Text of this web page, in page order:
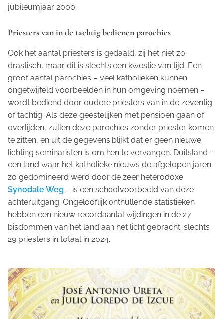
jubileumjaar 2000.
Priesters van in de tachtig bedienen parochies
Ook het aantal priesters is gedaald, zij het niet zo
drastisch, maar dit is slechts een kwestie van tijd. Een
groot aantal parochies – veel katholieken kunnen
ongetwijfeld voorbeelden in hun omgeving noemen –
wordt bediend door oudere priesters van in de zeventig
of tachtig. Als deze geestelijken met pensioen gaan of
overlijden, zullen deze parochies zonder priester komen
te zitten, en uit de gegevens blijkt dat er geen nieuwe
lichting seminaristen is om hen te vervangen. Duitsland –
een land waar het katholieke nieuws de afgelopen jaren
zo gedomineerd werd door de zeer heterodoxe
Synodale Weg – is een schoolvoorbeeld van deze
achteruitgang. Ongelooflijk onthullende statistieken
hebben een nieuw recordaantal wijdingen in de 27
bisdommen van het land aan het licht gebracht: slechts
29 priesters in totaal in 2024.